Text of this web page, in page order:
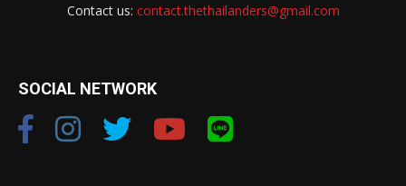
Contact us: contact.thethailanders@gmail.com
SOCIAL NETWORK